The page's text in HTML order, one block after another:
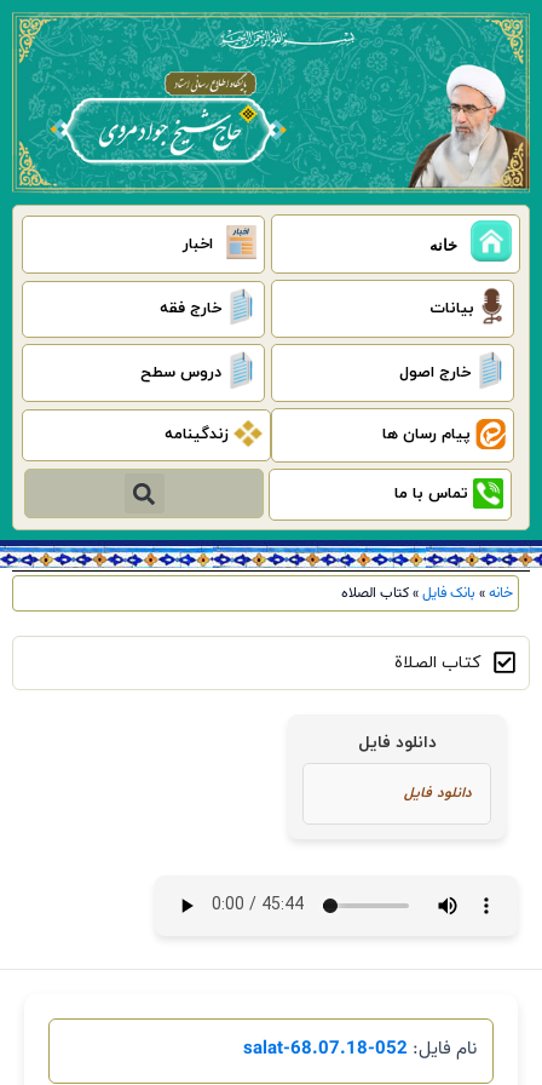
پرش
محتوا
خانه اخبار
بیانات خارج فقه
خارج اصول دروس سطح
پیام رسان ها زندگینامه
تماس با ما جستجو
خانه» بانک فایل»کتاب الصلاه
کتاب الصلاة
دانلود فایل
نام فایل: 052-salat-68.07.18